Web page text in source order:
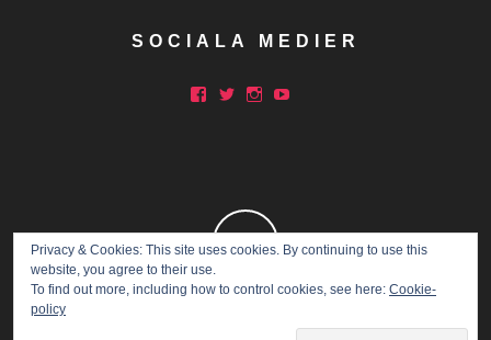
SOCIALA MEDIER
Facebook
Twitter
Instagram
Privacy & Cookies: This site uses cookies. By continuing to use this
website, you agree to their use.
To find out more, including how to control cookies, see here: Cookie-
policy